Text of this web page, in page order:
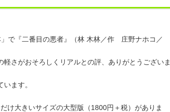
で『二番目の悪者』（林 木林／作 庄野ナホコ／
さがおそろしくリアルとの評、ありがとうございま
ます。
け大きいサイズの大型版（1800円＋税）がありま